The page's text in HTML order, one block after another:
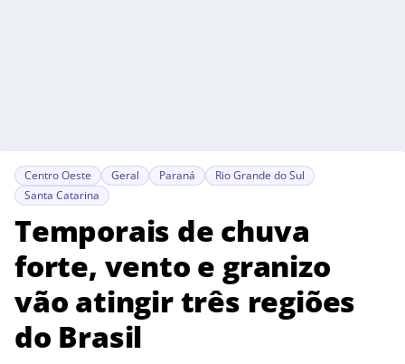
Centro Oeste Geral Paraná
Rio Grande do Sul
Santa Catarina
Temporais de chuva
forte, vento e granizo
vão atingir três regiões
do Brasil